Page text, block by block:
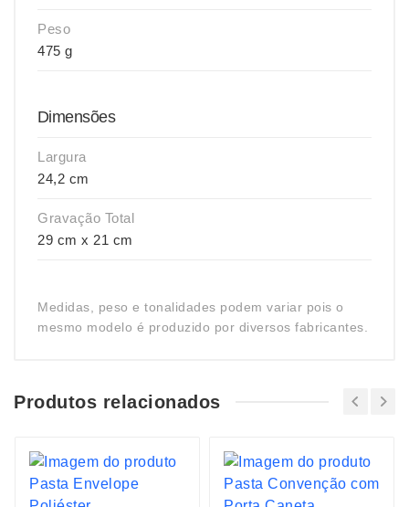
Peso
475 g
Dimensões
Largura
24,2 cm
Gravação Total
29 cm x 21 cm
Medidas, peso e tonalidades podem variar pois o
mesmo modelo é produzido por diversos fabricantes.
Produtos relacionados